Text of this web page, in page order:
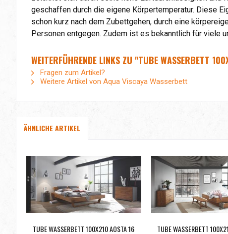
geschaffen durch die eigene Körpertemperatur. Diese
schon kurz nach dem Zubettgehen, durch eine
Personen entgegen. Zudem ist es bekanntlich für viele
WEITERFÜHRENDE LINKS ZU "TUBE WASSERBETT
Fragen zum Artikel?
Weitere Artikel von Aqua Viscaya Wasserbett
ÄHNLICHE ARTIKEL
TUBE WASSERBETT 100X210 AOSTA 16
TUBE WASSERBETT